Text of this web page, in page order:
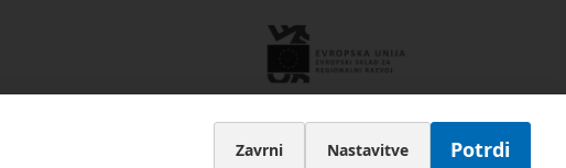
Zavrni Nastavitve Potrdi